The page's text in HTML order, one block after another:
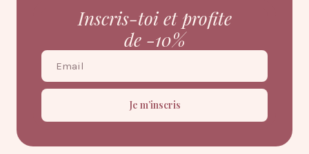
Inscris-toi et profite
de -10%
Je m’inscris